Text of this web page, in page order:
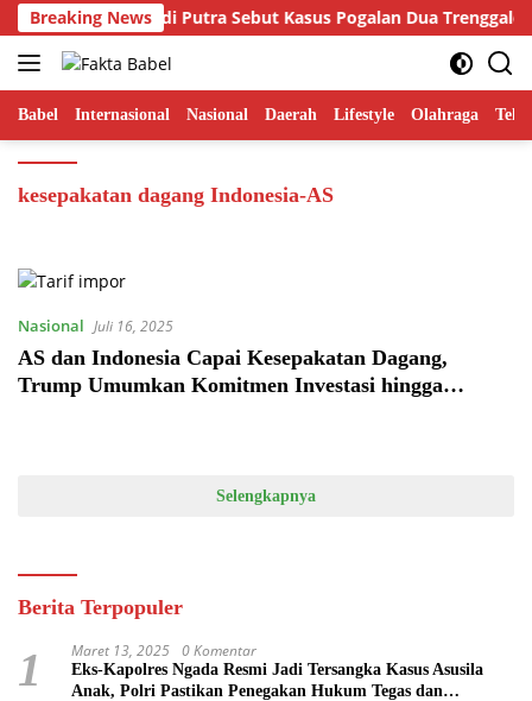
Langsung
ke
konten
Breaking News
FORSIBER Hamdi Putra Sebut Kasus Pogalan Dua Trenggalek
Babel Internasional Nasional Daerah Lifestyle Olahraga
kesepakatan dagang Indonesia-AS
Nasional Juli 16, 2025
AS dan Indonesia Capai Kesepakatan Dagang,
Trump Umumkan Komitmen Investasi hingga
Selengkapnya
Berita Terpopuler
1 Maret 13, 2025 0 Komentar
Eks-Kapolres Ngada Resmi Jadi Tersangka Kasus Asusila
Anak, Polri Pastikan Penegakan Hukum Tegas dan